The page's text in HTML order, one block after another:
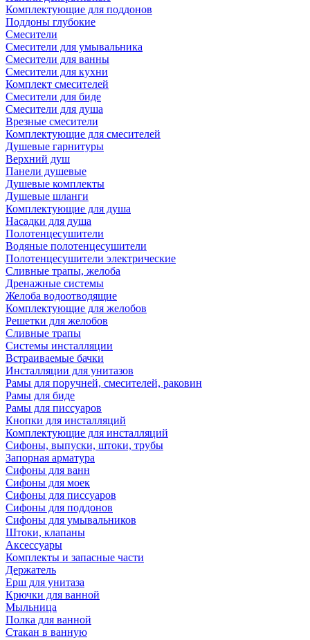
Комплектующие для поддонов
Поддоны глубокие
Смесители
Смесители для умывальника
Смесители для ванны
Смесители для кухни
Комплект смесителей
Смесители для биде
Смесители для душа
Врезные смесители
Комплектующие для смесителей
Душевые гарнитуры
Верхний душ
Панели душевые
Душевые комплекты
Душевые шланги
Комплектующие для душа
Насадки для душа
Полотенцесушители
Водяные полотенцесушители
Полотенцесушители электрические
Сливные трапы, желоба
Дренажные системы
Желоба водоотводящие
Комплектующие для желобов
Решетки для желобов
Сливные трапы
Системы инсталляции
Встраиваемые бачки
Инсталляции для унитазов
Рамы для поручней, смесителей, раковин
Рамы для биде
Рамы для писсуаров
Кнопки для инсталляций
Комплектующие для инсталляций
Сифоны, выпуски, штоки, трубы
Запорная арматура
Сифоны для ванн
Сифоны для моек
Сифоны для писсуаров
Сифоны для поддонов
Сифоны для умывальников
Штоки, клапаны
Аксессуары
Комплекты и запасные части
Держатель
Ерш для унитаза
Крючки для ванной
Мыльница
Полка для ванной
Стакан в ванную